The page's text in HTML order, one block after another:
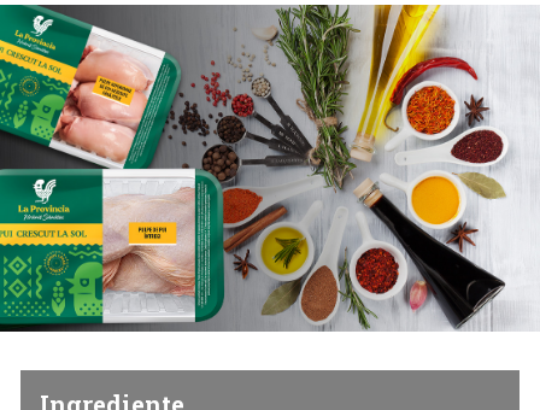
Ingrediente